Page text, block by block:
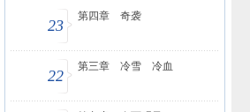
23
第四章 奇袭
22
第三章 冷雪 冷血